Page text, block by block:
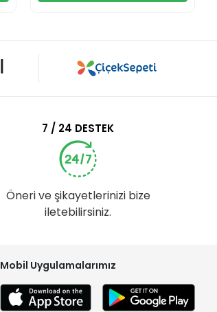
7 / 24 DESTEK
Öneri ve şikayetlerinizi bize
iletebilirsiniz.
Mobil Uygulamalarımız